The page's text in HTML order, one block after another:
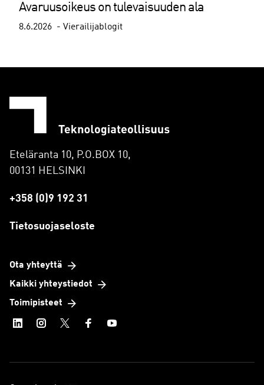
Avaruusoikeus on tulevaisuuden ala
8.6.2026 Vierailijablogit
Eteläranta 10, P.O.BOX 10,
00131 HELSINKI
+358 (0)9 192 31
Tietosuojaseloste
Ota yhteyttä
Kaikki yhteystiedot
Toimipisteet